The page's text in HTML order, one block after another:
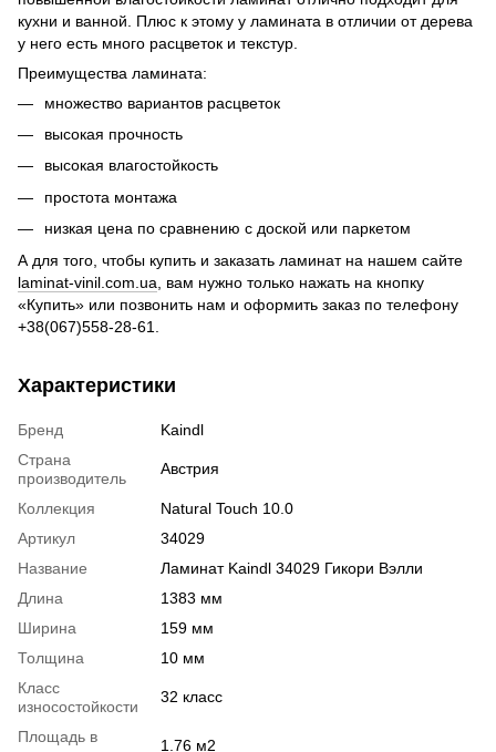
кухни и ванной. Плюс к этому у ламината в отличии от дерева
у него есть много расцветок и текстур.
Преимущества ламината:
множество вариантов расцветок
высокая прочность
высокая влагостойкость
простота монтажа
низкая цена по сравнению с доской или паркетом
А для того, чтобы купить и заказать ламинат на нашем сайте
laminat-vinil.com.ua , вам нужно только нажать на кнопку
«Купить» или позвонить нам и оформить заказ по телефону
+38(067)558-28-61.
Характеристики
Бренд
Kaindl
Страна
производитель
Австрия
Коллекция
Natural Touch 10.0
Артикул
34029
Название
Ламинат Kaindl 34029 Гикори Вэлли
Длина
1383 мм
Ширина
159 мм
Толщина
10 мм
Класс
износостойкости
32 класс
Площадь в
1.76 м2